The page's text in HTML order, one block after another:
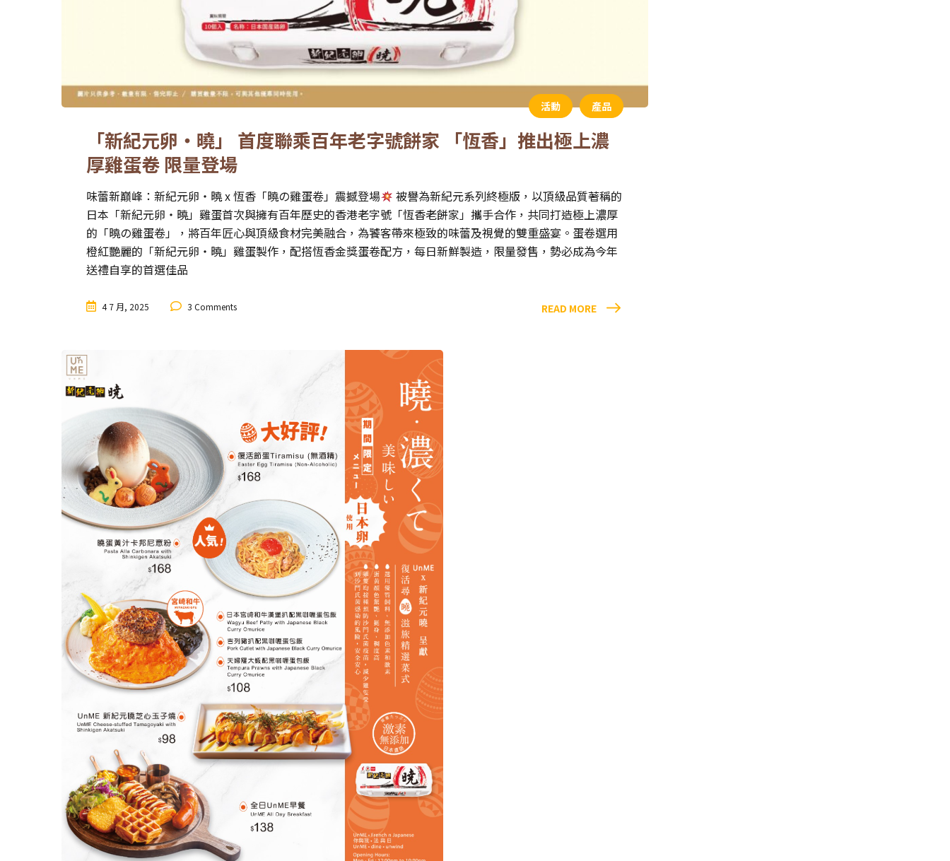
活動 產品
「新紀元卵・曉」 首度聯乘百年老字號餅家 「恆香」推出極上濃
厚雞蛋卷 限量登場
味蕾新巔峰：新紀元卵・曉 x 恆香「曉の雞蛋卷」震撼登場
被譽為新紀元系列終極版，以頂級品質著稱的
日本「新紀元卵・曉」雞蛋首次與擁有百年歷史的香港老字號「恆香老餅家」攜手合作，共同打造極上濃厚
的「曉の雞蛋卷」，將百年匠心與頂級食材完美融合，為饕客帶來極致的味蕾及視覺的雙重盛宴。蛋卷選用
橙紅艷麗的「新紀元卵・曉」雞蛋製作，配搭恆香金獎蛋卷配方，每日新鮮製造，限量發售，勢必成為今年
送禮自享的首選佳品
4 7 月, 2025 3 Comments READ MORE